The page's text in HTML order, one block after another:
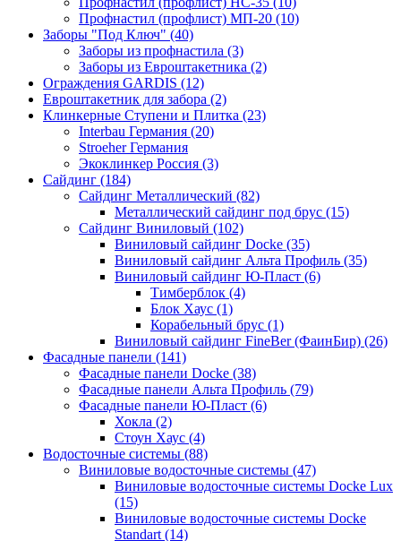
Профнастил (профлист) МП-20 (10)
Заборы "Под Ключ" (40)
Заборы из профнастила (3)
Заборы из Евроштакетника (2)
Ограждения GARDIS (12)
Евроштакетник для забора (2)
Клинкерные Ступени и Плитка (23)
Interbau Германия (20)
Stroeher Германия
Экоклинкер Россия (3)
Сайдинг (184)
Сайдинг Металлический (82)
Металлический сайдинг под брус (15)
Сайдинг Виниловый (102)
Виниловый сайдинг Docke (35)
Виниловый сайдинг Альта Профиль (35)
Виниловый сайдинг Ю-Пласт (6)
Тимберблок (4)
Блок Хаус (1)
Корабельный брус (1)
Виниловый сайдинг FineBer (ФаинБир) (26)
Фасадные панели (141)
Фасадные панели Docke (38)
Фасадные панели Альта Профиль (79)
Фасадные панели Ю-Пласт (6)
Хокла (2)
Стоун Хаус (4)
Водосточные системы (88)
Виниловые водосточные системы (47)
Виниловые водосточные системы Docke Lux
(15)
Виниловые водосточные системы Docke
Standart (14)